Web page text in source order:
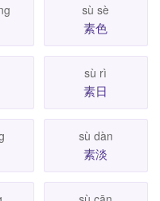
sù sè
素色
sù rì
素日
sù dàn
素淡